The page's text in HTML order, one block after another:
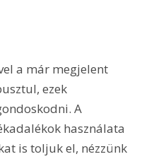
a már megjelent
ezek
A
használata
is toljuk el, nézzünk